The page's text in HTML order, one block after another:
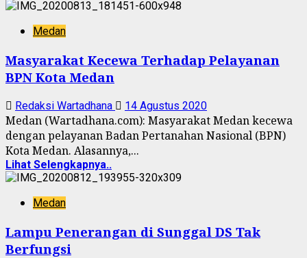
Medan
Masyarakat Kecewa Terhadap Pelayanan
BPN Kota Medan
Redaksi Wartadhana 14 Agustus 2020
Medan (Wartadhana.com): Masyarakat Medan kecewa
dengan pelayanan Badan Pertanahan Nasional (BPN)
Kota Medan. Alasannya,...
Lihat Selengkapnya..
Medan
Lampu Penerangan di Sunggal DS Tak
Berfungsi